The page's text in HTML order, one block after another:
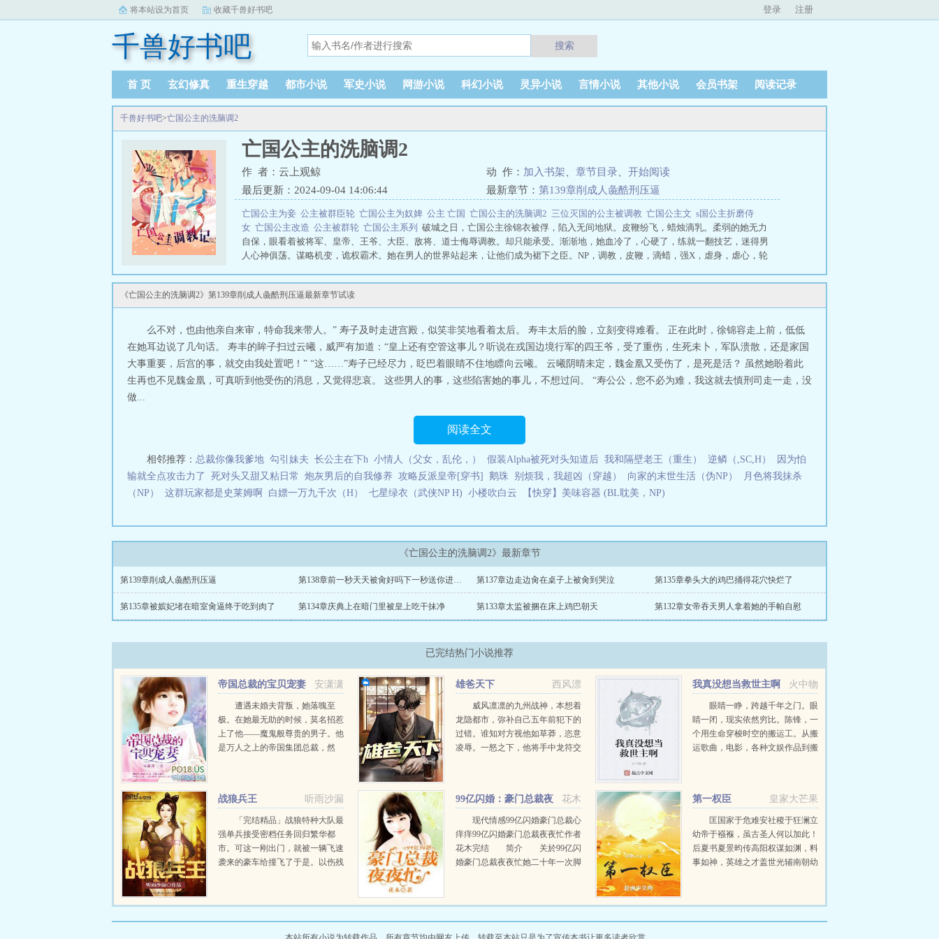
将本站设为首页 收藏千兽好书吧 登录 注册
千兽好书吧 搜索
首 页 玄幻修真 重生穿越 都市小说 军史小说 网游小说 科幻小说 灵异小说 言情小说 其他小说 会员书架 阅读记录
千兽好书吧>亡国公主的洗脑调2
亡国公主的洗脑调2
作 者：云上观鲸 动 作： 加入书架 章节目录
开始阅读
最后更新：2024-09-04 14:06:44
最新章节： 第139章削成人彘酷刑压逼
亡国公主为妾 公主被群臣轮 亡国公主为奴婢 公主 亡国 亡国公主的洗脑调2 三位灭国的公主被调教 亡国公主文 s国公主折磨侍
女 亡国公主改造 公主被群轮 亡国公主系列 破城之日，亡国公主徐锦衣被俘，陷入无间地狱。皮鞭纷飞，蜡烛滴乳。柔弱的她无力
自保，眼看着被将军、皇帝、王爷、大臣、敌将、道士侮辱调教。却只能承受。渐渐地，她血冷了，心硬了，练就一翻技艺，迷得男
人心神俱荡。谋略机变，诡权霸术。她在男人的世界站起来，让他们成为裙下之臣。NP，调教，皮鞭，滴蜡，强X，虐身，虐心，轮
《亡国公主的洗脑调2》第139章削成人彘酷刑压逼最新章节试读
么不对，也由他亲自来审，特命我来带人。” 寿子及时走进宫殿，似笑非笑地看着太后。 寿丰太后的脸，立刻变得难看。 正在此时，徐锦容走上前，低低
在她耳边说了几句话。 寿丰的眸子扫过云曦，威严有加道：“皇上还有空管这事儿？听说在戎国边境行军的四王爷，受了重伤，生死未卜，军队溃散，还是家国
大事重要，后宫的事，就交由我处置吧！” “这……”寿子已经尽力，眨巴着眼睛不住地瞟向云曦。 云曦阴晴未定，魏金凰又受伤了，是死是活？ 虽然她盼着此
生再也不见魏金凰，可真听到他受伤的消息，又觉得悲哀。 这些男人的事，这些陷害她的事儿，不想过问。 “寿公公，您不必为难，我这就去慎刑司走一走，没
做...
阅读全文
相邻推荐： 总裁你像我爹地 勾引妹夫 长公主在下h 小情人（父女，乱伦，） 假装Alpha被死对头知道后 我和隔壁老王（重生） 逆鳞（,SC,H）
因为怕
输就全点攻击力了
死对头又甜又粘日常 炮灰男后的自我修养 攻略反派皇帝[穿书] 鹅珠 别烦我，我超凶（穿越） 向家的末世生活（伪NP）
月色将我抹杀
（NP）
这群玩家都是史莱姆啊 白嫖一万九千次（H） 七星绿衣（武侠NP H) 小楼吹白云 【快穿】美味容器 (BL耽美，NP)
《亡国公主的洗脑调2》最新章节
第139章削成人彘酷刑压逼 第138章前一秒天天被肏好吗下一秒送你进监狱 第137章边走边肏在桌子上被肏到哭泣 第135章拳头大的鸡巴捅得花穴快烂了
第135章被嫔妃堵在暗室肏逼终于吃到肉了 第134章庆典上在暗门里被皇上吃干抹净 第133章太监被捆在床上鸡巴朝天 第132章女帝吞天男人拿着她的手帕自慰
已完结热门小说推荐
安潇潇
帝国总裁的宝贝宠妻
遭遇未婚夫背叛，她落魄至
极。在她最无助的时候，莫名招惹
上了他――魔鬼般尊贵的男子。他
是万人之上的帝国集团总裁，然
西风漂
雄爸天下
威风凛凛的九州战神，本想着
龙隐都市，弥补自己五年前犯下的
过错。谁知对方视他如草莽，恣意
凌辱。一怒之下，他将手中龙符交
火中物
我真没想当救世主啊
眼睛一睁，跨越千年之门。眼
睛一闭，现实依然穷比。陈锋，一
个用生命穿梭时空的搬运工。从搬
运歌曲，电影，各种文娱作品到搬
听雨沙漏
战狼兵王
「完结精品」战狼特种大队最
强单兵接受密档任务回归繁华都
市。可这一刚出门，就被一辆飞速
袭来的豪车给撞飞了于是。以伤残
边暗中执行任务。慢慢地，生活就
花木
99亿闪婚：豪门总裁夜
夜忙现代情感99亿闪婚豪门总裁心
痒痒99亿闪婚豪门总裁夜夜忙作者
花木完结 简介 关於99亿闪
婚豪门总裁夜夜忙她二十年一次脚
不仅如此，还顺便牵走他...
皇家大芒果
第一权臣
匡国家于危难安社稷于狂澜立
幼帝于襁褓，虽古圣人何以加此！
后夏书夏景昀传高阳权谋如渊，料
事如神，英雄之才盖世光辅南朝幼